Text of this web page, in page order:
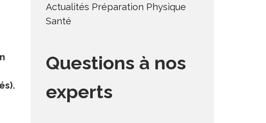
Actualités Préparation Physique
Santé
Questions à nos
experts